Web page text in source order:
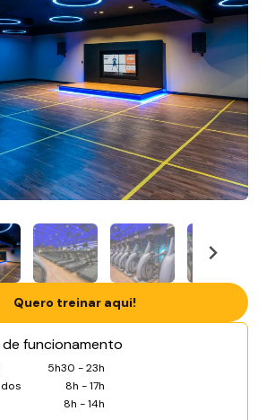
funcionamento
5h30 - 23h
8h - 17h
8h - 14h
Quero treinar aqui!